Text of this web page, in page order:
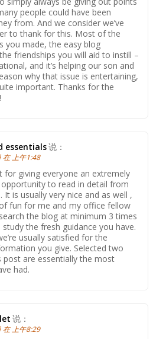
people could have been
from. And we consider we’ve
to thank for this. Most of the
you made, the easy blog
friendships you will aid to instill –
and it’s helping our son and
why that issue is entertaining,
important. Thanks for the
essentials说：
在 上午1:48
for giving everyone an extremely
to read in detail from
It is usually very nice and as well ,
fun for me and my office fellow
the blog at minimum 3 times
the fresh guidance you have.
usually satisfied for the
you give. Selected two
post are essentially the most
had.
说：
在 上午8:29